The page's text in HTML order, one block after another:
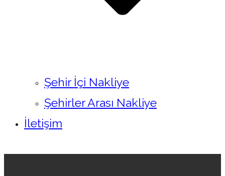
Şehir İçi Nakliye
Şehirler Arası Nakliye
İletişim